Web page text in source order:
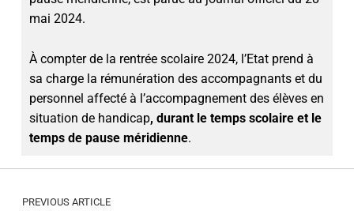
mai 2024.
À compter de la rentrée scolaire 2024, l’Etat prend à
sa charge la rémunération des accompagnants et du
personnel affecté à l’accompagnement des élèves en
situation de handicap, durant le temps scolaire et le
temps de pause méridienne.
PREVIOUS ARTICLE